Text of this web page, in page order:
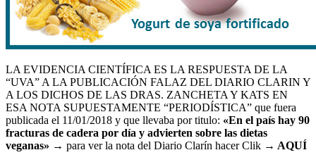
LA EVIDENCIA CIENTÍFICA ES LA RESPUESTA DE LA
“UVA” A LA PUBLICACIÓN FALAZ DEL DIARIO CLARIN Y
A LOS DICHOS DE LAS DRAS. ZANCHETA Y KATS EN
ESA NOTA SUPUESTAMENTE “PERIODÍSTICA” que fuera
publicada el 11/01/2018 y que llevaba por titulo: «En el país hay 90
fracturas de cadera por día y advierten sobre las dietas
veganas» → para ver la nota del Diario Clarín hacer Clik → AQUÍ